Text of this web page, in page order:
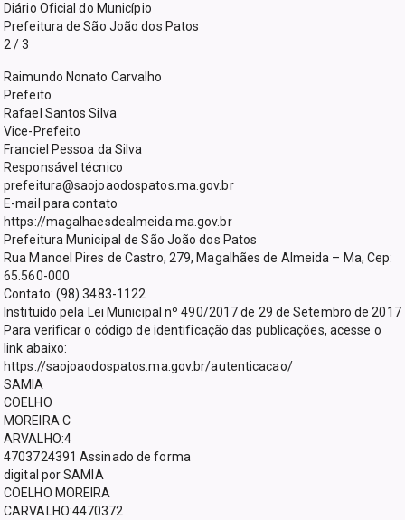
Diário Oficial do Município
Prefeitura de São João dos Patos
2 / 3
Raimundo Nonato Carvalho
Prefeito
Rafael Santos Silva
Vice-Prefeito
Franciel Pessoa da Silva
Responsável técnico
prefeitura@saojoaodospatos.ma.gov.br
E-mail para contato
https://magalhaesdealmeida.ma.gov.br
Prefeitura Municipal de São João dos Patos
Rua Manoel Pires de Castro, 279, Magalhães de Almeida – Ma, Cep:
65.560-000
Contato: (98) 3483-1122
Instituído pela Lei Municipal nº 490/2017 de 29 de Setembro de 2017
Para verificar o código de identificação das publicações, acesse o
link abaixo:
https://saojoaodospatos.ma.gov.br/autenticacao/
SAMIA
COELHO
MOREIRA C
ARVALHO:4
4703724391 Assinado de forma
digital por SAMIA
COELHO MOREIRA
CARVALHO:4470372